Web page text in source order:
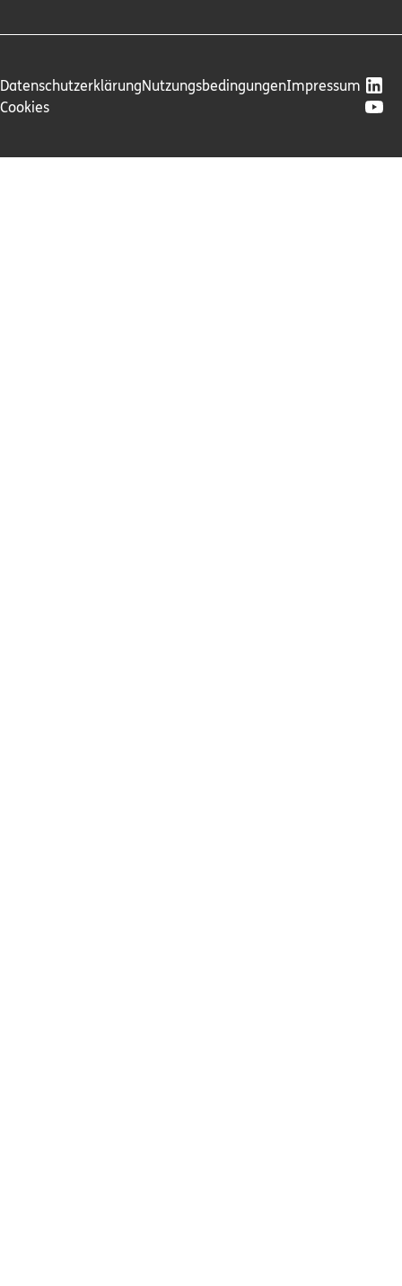
DatenschutzerklärungNutzungsbedingungenImpressum
Cookies